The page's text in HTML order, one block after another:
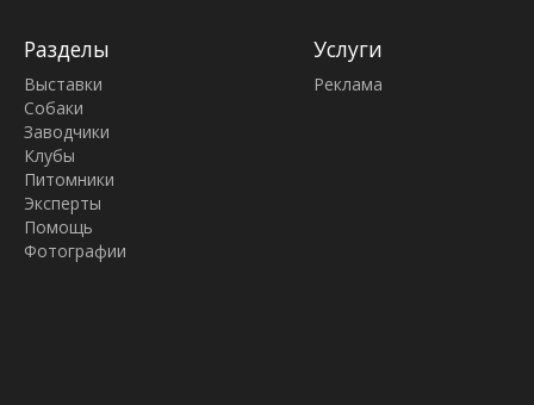
Разделы
Выставки
Собаки
Заводчики
Клубы
Питомники
Эксперты
Помощь
Фотографии
Услуги
Реклама